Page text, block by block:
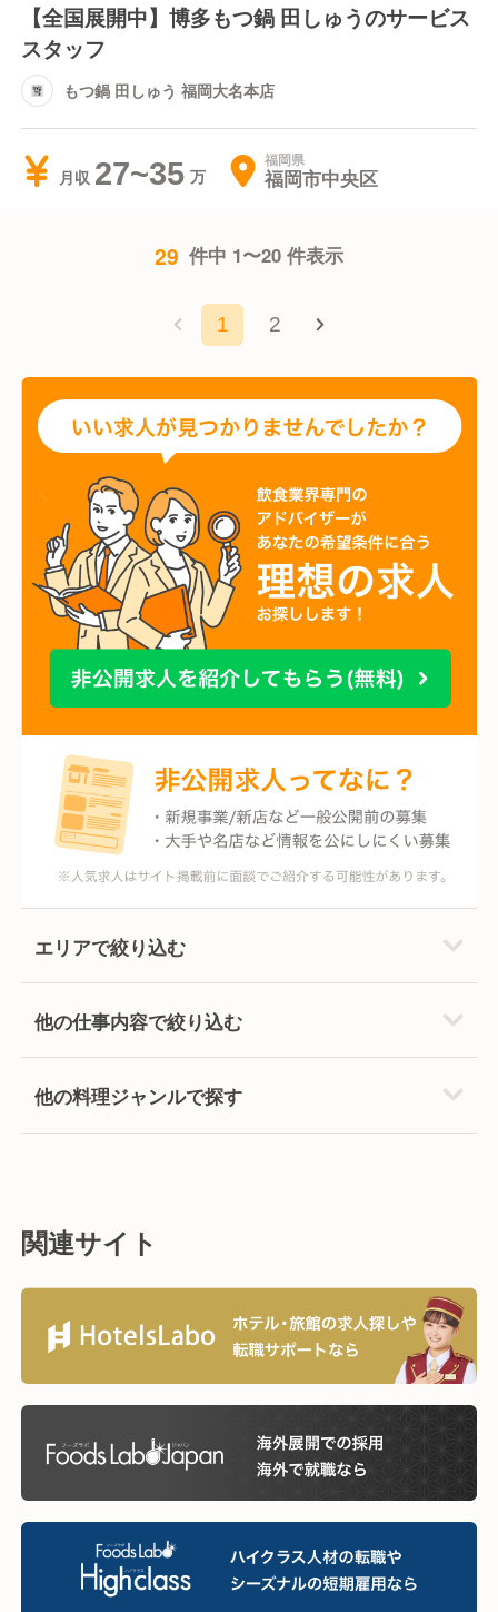
【全国展開中】博多もつ鍋 田しゅうのサービス
スタッフ
もつ鍋 田しゅう 福岡大名本店
月収 27~35 福岡県
福岡市中央区
29 件中 1〜20 件表示
1 2
エリアで絞り込む
他の仕事内容で絞り込む
他の料理ジャンルで探す
関連サイト